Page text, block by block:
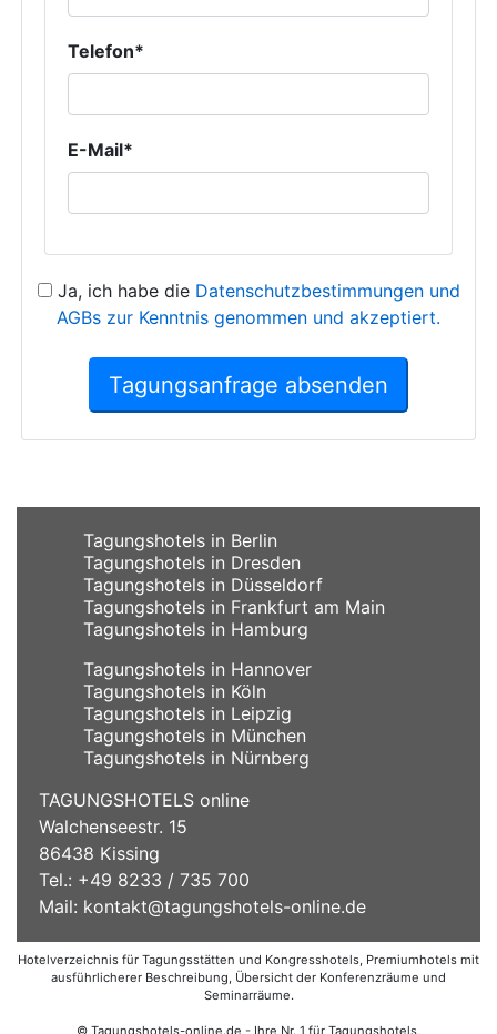
Telefon*
E-Mail*
Ja, ich habe die Datenschutzbestimmungen und
AGBs zur Kenntnis genommen und akzeptiert.
Tagungsanfrage absenden
Tagungshotels in Berlin
Tagungshotels in Dresden
Tagungshotels in Düsseldorf
Tagungshotels in Frankfurt am Main
Tagungshotels in Hamburg
Tagungshotels in Hannover
Tagungshotels in Köln
Tagungshotels in Leipzig
Tagungshotels in München
Tagungshotels in Nürnberg
TAGUNGSHOTELS online
Walchenseestr. 15
86438 Kissing
Tel.: +49 8233 / 735 700
Mail: kontakt@tagungshotels-online.de
Hotelverzeichnis für Tagungsstätten und Kongresshotels, Premiumhotels mit
ausführlicherer Beschreibung, Übersicht der Konferenzräume und
Seminarräume.